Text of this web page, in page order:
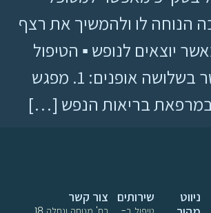
הנוחה לו ולהמשיך את רצף
יוצאים לנופש ▪ הטיפול
אצלנו מתאפשר בשלושה אופנים: 1. מפגש
במרפאת בריאות הנפש […]
שירותים
ניווט
צור קשר